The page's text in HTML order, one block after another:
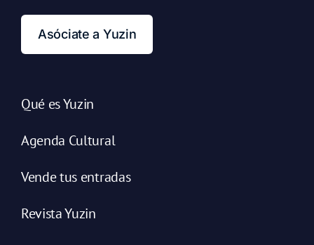
Asóciate a Yuzin
Qué es Yuzin
Agenda Cultural
Vende tus entradas
Revista Yuzin